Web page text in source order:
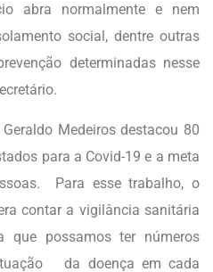
abra normalmente e nem
social, dentre outras
determinadas nesse
Medeiros destacou 80
para a Covid-19 e a meta
Para esse trabalho, o
contar a vigilância sanitária
que possamos ter números
da doença em cada